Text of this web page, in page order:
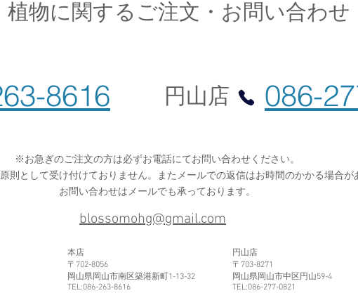
亀甲竜
植物に関するご注文・お問い合わせ
8616 円山店 086-
※お急ぎのご注文の方は必ずお電話にてお問い合わせください。
則として受け付けておりません。またメールでの返信はお時間のかかる場合が
​お問い合わせはメールでも承っております。
blossomohg@gmail.com
本店
〒702-8056
岡山県岡山市南区築港新町1-13-32
TEL:086-263-8616
円山店
〒703-8271
岡山県岡山市中区円山59-4
TEL:086-277-0821